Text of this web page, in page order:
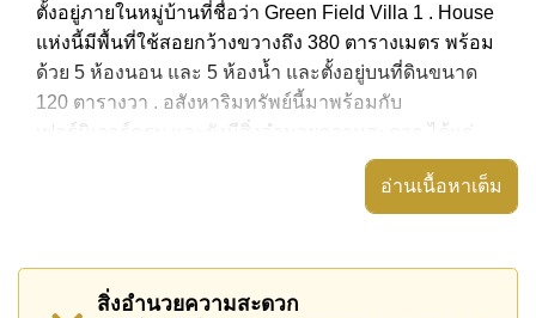
ตั้งอยู่ภายในหมู่บ้านที่ชื่อว่า Green Field Villa 1 . House
แห่งนี้มีพื้นที่ใช้สอยกว้างขวางถึง 380 ตารางเมตร พร้อม
ด้วย 5 ห้องนอน และ 5 ห้องน้ำ และตั้งอยู่บนที่ดินขนาด
120 ตารางวา . อสังหาริมทรัพย์นี้มาพร้อมกับ
เฟอร์นิเจอร์ครบ และยังมีสิ่งอำนวยความสะดวก ได้แก่
สวนส่วนตัว, อ่างอาบน้ำ/จากุซซี่, บ้านตรงหัวมุม,
อสังหาริมทรัพย์นี้สามารถใช้ สระว่ายน้ำ ส่วนตัว ได้
ได้แก่ รักษาความปลอดภัย 24 ชั่วโมง, ทางเข้ามีไม้กั้น,
กล้องวงจรปิด, ฟิตเนส
อ่านเนื้อหาเต็ม
สิ่งอำนวยความสะดวก